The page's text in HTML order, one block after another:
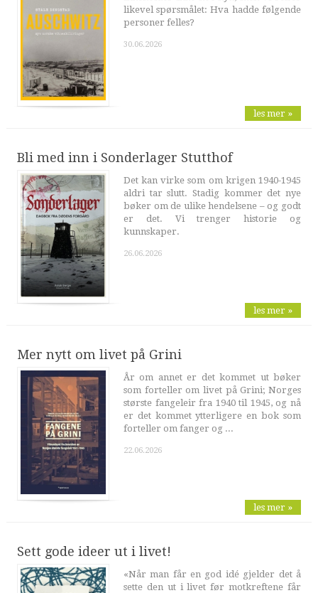
likevel spørsmålet: Hva hadde følgende
personer felles?
30.06.2026
les mer »
Bli med inn i Sonderlager Stutthof
Det kan virke som om krigen 1940-1945
aldri tar slutt. Stadig kommer det nye
bøker om de ulike hendelsene – og godt
er det. Vi trenger historie og
kunnskaper.
26.06.2026
les mer »
Mer nytt om livet på Grini
År om annet er det kommet ut bøker
som forteller om livet på Grini; Norges
største fangeleir fra 1940 til 1945, og nå
er det kommet ytterligere en bok som
forteller om fanger og ...
22.06.2026
les mer »
Sett gode ideer ut i livet!
«Når man får en god idé gjelder det å
sette den ut i livet før motkreftene får